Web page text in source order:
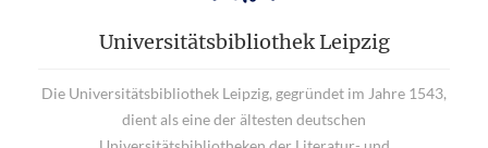
Universitätsbibliothek Leipzig
Die Universitätsbibliothek Leipzig, gegründet im Jahre 1543,
dient als eine der ältesten deutschen